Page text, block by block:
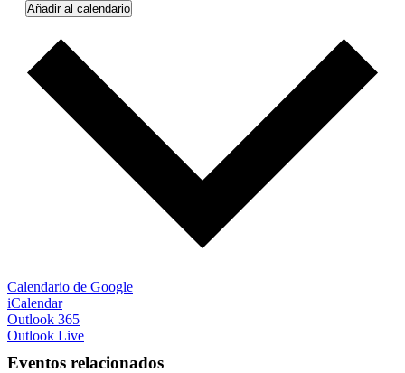
Añadir al calendario
Calendario de Google
iCalendar
Outlook 365
Outlook Live
Eventos relacionados